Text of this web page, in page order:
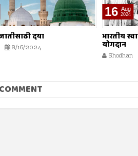
लढ्यातील स्त्रियांचे
16 Aug
2024
मधमाशी
Shodhan